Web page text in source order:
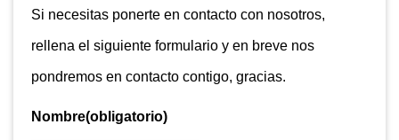
Si necesitas ponerte en contacto con nosotros,
rellena el siguiente formulario y en breve nos
pondremos en contacto contigo, gracias.
Nombre(obligatorio)